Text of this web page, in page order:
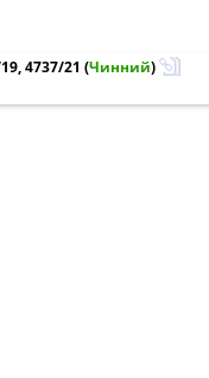
4737/21 (Чинний)